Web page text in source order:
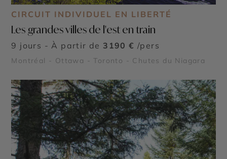
CIRCUIT INDIVIDUEL EN LIBERTÉ
Les grandes villes de l'est en train
9 jours - À partir de 3190 € /pers
Montréal - Ottawa - Toronto - Chutes du Niagara